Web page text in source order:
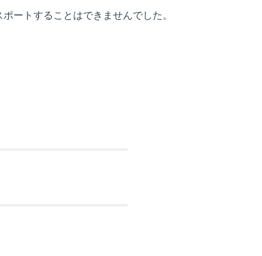
ートすることはできませんでした。